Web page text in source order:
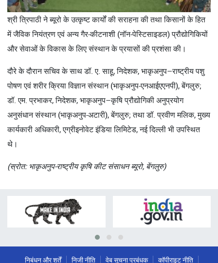
श्री त्रिपाठी ने ब्यूरो के उत्कृष्ट कार्यों की सराहना की तथा किसानों के हित
में जैविक नियंत्रण एवं अन्य गैर-कीटनाशी (नॉन-पेस्टिसाइडल) प्रौद्योगिकियों
और सेवाओं के विकास के लिए संस्थान के प्रयासों की प्रशंसा की।
दौरे के दौरान सचिव के साथ डॉ. ए. साहू, निदेशक, भाकृअनुप–राष्ट्रीय पशु
पोषण एवं शरीर क्रिया विज्ञान संस्थान (भाकृअनुप-एनआईएएनपी), बेंगलुरु;
डॉ. एम. प्रभाकर, निदेशक, भाकृअनुप–कृषि प्रौद्योगिकी अनुप्रयोग
अनुसंधान संस्थान (भाकृअनुप-अटारी), बेंगलुरु; तथा डॉ. प्रवीण मलिक, मुख्य
कार्यकारी अधिकारी, एग्रीइनोवेट इंडिया लिमिटेड, नई दिल्ली भी उपस्थित
थे।
(स्रोत: भाकृअनुप-राष्ट्रीय कृषि कीट संसाधन ब्यूरो, बेंगलुरु)
निबंधन और शर्तें निजी नीति वेब सूचना प्रबंधक कॉपीराइट नीति